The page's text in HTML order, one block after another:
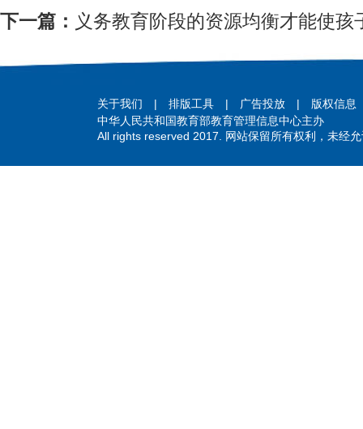
下一篇： 义务教育阶段的资源均衡才能使孩
关于我们 | 排版工具 | 广告投放 | 版权信息
中华人民共和国教育部教育管理信息中心主办
All rights reserved 2017. 网站保留所有权利，未经